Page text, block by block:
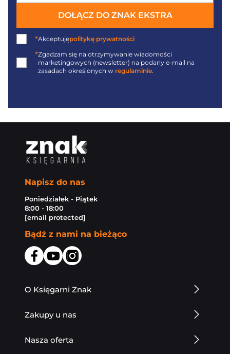
DOŁĄCZ DO ZNAK EKSTRA
*Akceptujępolitykę prywatności
*Zgadzam się na otrzymywanie wiadomości
marketingowych (newsletter) na podany e-mail na
zasadach określonych w regulaminie.
Napisz do nas
Poniedziałek - Piątek
8:00 - 18:00
[email protected]
Bądź z nami na bieżąco
O Księgarni Znak
Zakupy u nas
Nasza oferta